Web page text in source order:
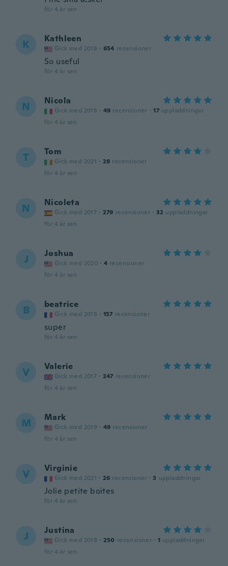
för 4 år sen
K Kathleen
Gick med 2018 · 654 recensioner
So useful
för 4 år sen
N Nicola
Gick med 2018 · 49 recensioner · 17 uppladdningar
för 4 år sen
T Tom
Gick med 2021 · 28 recensioner
för 4 år sen
N Nicoleta
Gick med 2017 · 279 recensioner · 32 uppladdningar
för 4 år sen
J Joshua
Gick med 2020 · 4 recensioner
för 4 år sen
B beatrice
Gick med 2018 · 157 recensioner
super
för 4 år sen
V Valerie
Gick med 2017 · 247 recensioner
för 4 år sen
M Mark
Gick med 2019 · 49 recensioner
för 4 år sen
V Virginie
Gick med 2021 · 26 recensioner · 3 uppladdningar
Jolie petite boites
för 4 år sen
J Justina
Gick med 2018 · 250 recensioner · 1 uppladdningar
för 4 år sen